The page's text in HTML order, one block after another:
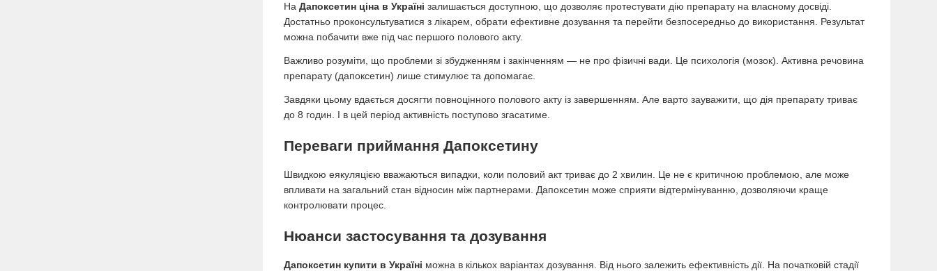
На Дапоксетин ціна в Україні залишається доступною, що дозволяє протестувати дію препарату на власному досвіді.
Достатньо проконсультуватися з лікарем, обрати ефективне дозування та перейти безпосередньо до використання. Результат
можна побачити вже під час першого полового акту.
Важливо розуміти, що проблеми зі збудженням і закінченням — не про фізичні вади. Це психологія (мозок). Активна речовина
препарату (дапоксетин) лише стимулює та допомагає.
Завдяки цьому вдається досягти повноцінного полового акту із завершенням. Але варто зауважити, що дія препарату триває
до 8 годин. І в цей період активність поступово згасатиме.
Переваги приймання Дапоксетину
Швидкою еякуляцією вважаються випадки, коли половий акт триває до 2 хвилин. Це не є критичною проблемою, але може
впливати на загальний стан відносин між партнерами. Дапоксетин може сприяти відтермінуванню, дозволяючи краще
контролювати процес.
Нюанси застосування та дозування
Дапоксетин купити в Україні можна в кількох варіантах дозування. Від нього залежить ефективність дії. На початковій стадії